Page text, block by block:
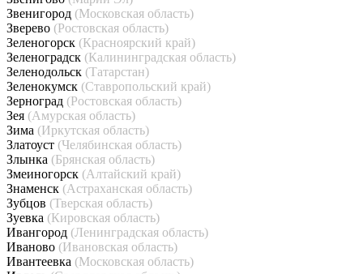
Звенигород (Московская область)
Зверево (Ростовская область)
Зеленогорск (Красноярский край)
Зеленоградск (Калининградская область)
Зеленодольск (Татарстан)
Зеленокумск (Ставропольский край)
Зерноград (Ростовская область)
Зея (Амурская область)
Зима (Иркутская область)
Златоуст (Челябинская область)
Злынка (Брянская область)
Змеиногорск (Алтайский край)
Знаменск (Астраханская область)
Зубцов (Тверская область)
Зуевка (Кировская область)
Ивангород (Ленинградская область)
Иваново (Ивановская область)
Ивантеевка (Московская область)